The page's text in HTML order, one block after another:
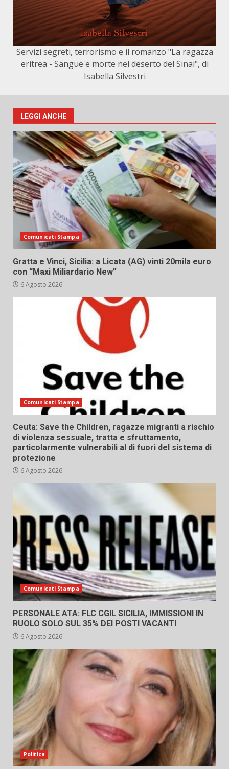
Servizi segreti, terrorismo e il romanzo "La ragazza
eritrea - Sangue e morte nel deserto del Sinai", di
Isabella Silvestri
LEGGI ANCHE
Comunicati Stampa
Gratta e Vinci, Sicilia: a Licata (AG) vinti 20mila euro
con “Maxi Miliardario New”
6 Agosto 2026
Comunicati Stampa
Ceuta: Save the Children, ragazze migranti a rischio
di violenza sessuale, tratta e sfruttamento,
particolarmente vulnerabili al di fuori del sistema di
protezione
6 Agosto 2026
Comunicati Stampa
PERSONALE ATA: FLC CGIL SICILIA, IMMISSIONI IN
RUOLO SOLO SUL 35% DEI POSTI VACANTI
6 Agosto 2026
Politica